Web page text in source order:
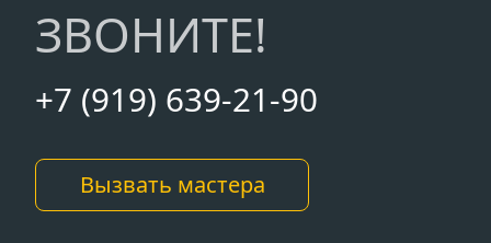
ЗВОНИТЕ!
+7 (919) 639-21-90
Вызвать мастера